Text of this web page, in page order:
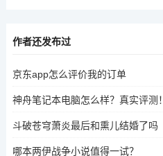
作者还发布过
京东app怎么评价我的订单
神舟笔记本电脑怎么样？真实评测！
斗破苍穹萧炎最后和熏儿结婚了吗
哪本两伊战争小说值得一试？